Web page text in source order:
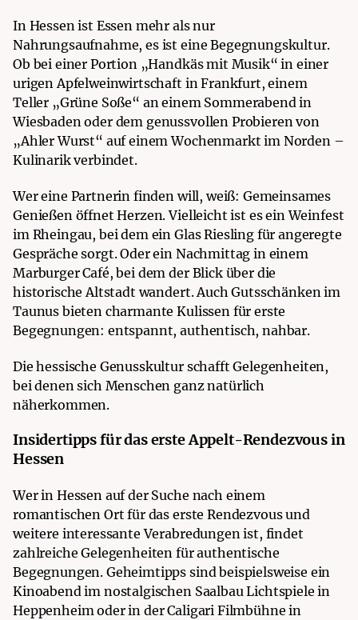
In Hessen ist Essen mehr als nur
Nahrungsaufnahme, es ist eine Begegnungskultur.
Ob bei einer Portion „Handkäs mit Musik“ in einer
urigen Apfelweinwirtschaft in Frankfurt, einem
Teller „Grüne Soße“ an einem Sommerabend in
Wiesbaden oder dem genussvollen Probieren von
„Ahler Wurst“ auf einem Wochenmarkt im Norden –
Kulinarik verbindet.
Wer eine Partnerin finden will, weiß: Gemeinsames
Genießen öffnet Herzen. Vielleicht ist es ein Weinfest
im Rheingau, bei dem ein Glas Riesling für angeregte
Gespräche sorgt. Oder ein Nachmittag in einem
Marburger Café, bei dem der Blick über die
historische Altstadt wandert. Auch Gutsschänken im
Taunus bieten charmante Kulissen für erste
Begegnungen: entspannt, authentisch, nahbar.
Die hessische Genusskultur schafft Gelegenheiten,
bei denen sich Menschen ganz natürlich
näherkommen.
Insidertipps für das erste Appelt-Rendezvous in
Hessen
Wer in Hessen auf der Suche nach einem
romantischen Ort für das erste Rendezvous und
weitere interessante Verabredungen ist, findet
zahlreiche Gelegenheiten für authentische
Begegnungen. Geheimtipps sind beispielsweise ein
Kinoabend im nostalgischen Saalbau Lichtspiele in
Heppenheim oder in der Caligari Filmbühne in